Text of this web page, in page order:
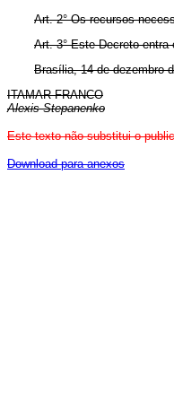
Art. 2° Os recursos
Art. 3° Este Decreto
Brasília, 14 de dezembro
ITAMAR FRANCO
Alexis Stepanenko
Este texto não substitui o
Download para anexos